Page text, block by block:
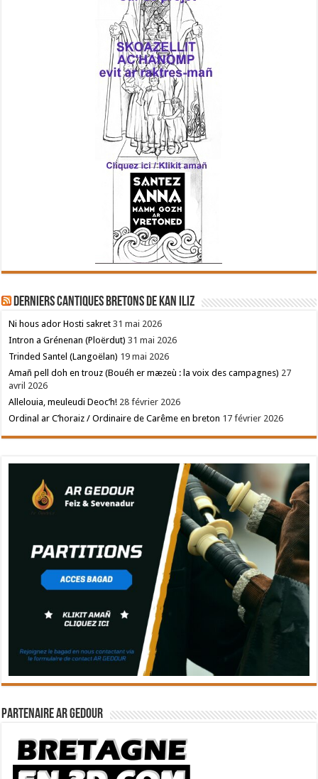
Derniers cantiques bretons de Kan Iliz
Ni hous ador Hosti sakret 31 mai 2026
Intron a Grénenan (Ploërdut) 31 mai 2026
Trinded Santel (Langoëlan) 19 mai 2026
Amañ pell doh en trouz (Bouéh er mæzeù : la voix des campagnes) 27
avril 2026
Allelouia, meuleudi Deoc’h! 28 février 2026
Ordinal ar C’horaiz / Ordinaire de Carême en breton 17 février 2026
Partenaire Ar Gedour